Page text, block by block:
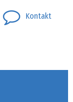
Kontakt